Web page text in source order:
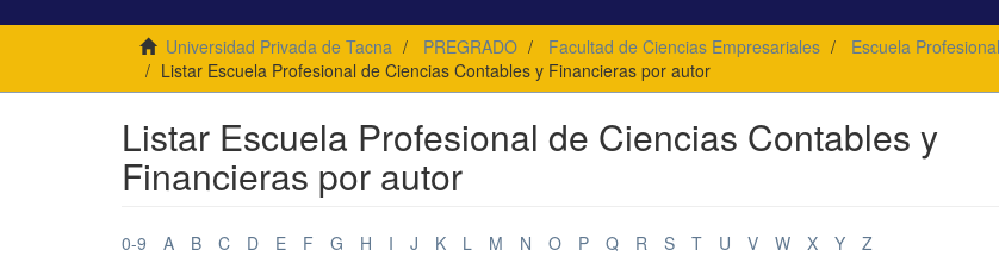
Universidad Privada de Tacna PREGRADO Facultad de Ciencias Empresariales
Escuela
Listar Escuela Profesional de Ciencias Contables y Financieras por autor
Listar Escuela Profesional de Ciencias Contables y
Financieras por autor
0-9 A B C D E F G H I J K L M N O P Q R S T U V W X Y Z